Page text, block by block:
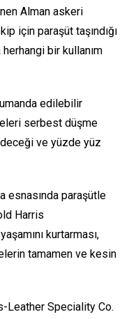
Alman askeri
için paraşüt taşındığı
herhangi bir kullanım
edilebilir
serbest düşme
ve yüzde yüz
esnasında paraşütle
Harris
kurtarması,
tamamen ve kesin
Leather Speciality Co.